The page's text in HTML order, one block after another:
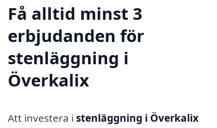
Få alltid minst 3
erbjudanden för
stenläggning i
Överkalix
Att investera i stenläggning i Överkalix